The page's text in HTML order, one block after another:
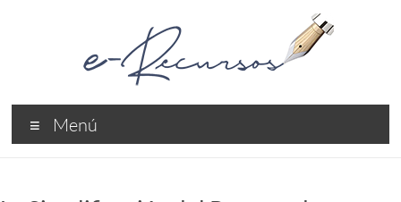
e-
Recursos
Menú